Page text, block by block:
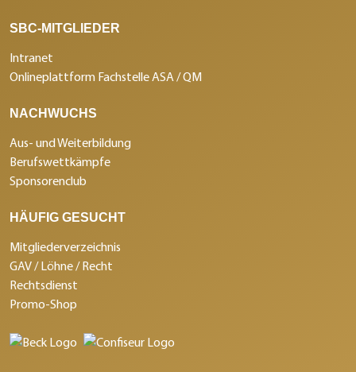
SBC-MITGLIEDER
Intranet
Onlineplattform Fachstelle ASA / QM
NACHWUCHS
Aus- und Weiterbildung
Berufswettkämpfe
Sponsorenclub
HÄUFIG GESUCHT
Mitgliederverzeichnis
GAV / Löhne / Recht
Rechtsdienst
Promo-Shop